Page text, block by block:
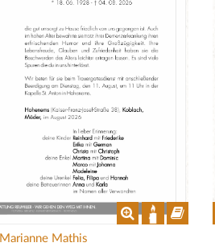
Marianne Mathis